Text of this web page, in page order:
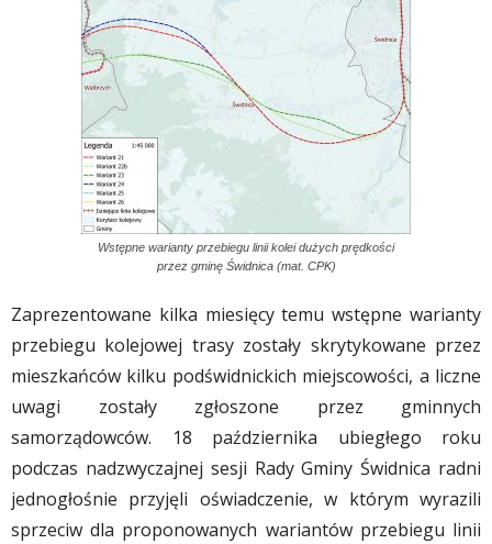
Wstępne warianty przebiegu linii kolei dużych prędkości
przez gminę Świdnica (mat. CPK)
Zaprezentowane kilka miesięcy temu wstępne warianty
przebiegu kolejowej trasy zostały skrytykowane przez
mieszkańców kilku podświdnickich miejscowości, a liczne
uwagi zostały zgłoszone przez gminnych
samorządowców. 18 października ubiegłego roku
podczas nadzwyczajnej sesji Rady Gminy Świdnica radni
jednogłośnie przyjęli oświadczenie, w którym wyrazili
sprzeciw dla proponowanych wariantów przebiegu linii